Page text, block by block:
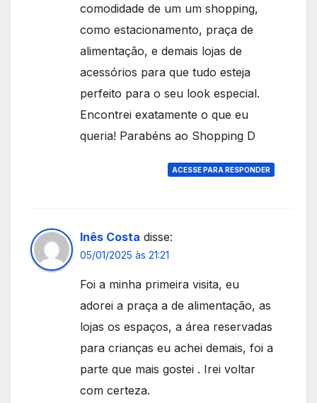
comodidade de um um shopping,
como estacionamento, praça de
alimentação, e demais lojas de
acessórios para que tudo esteja
perfeito para o seu look especial.
Encontrei exatamente o que eu
queria! Parabéns ao Shopping D
ACESSE PARA RESPONDER
Inês Costa disse:
05/01/2025 às 21:21
Foi a minha primeira visita, eu
adorei a praça a de alimentação, as
lojas os espaços, a área reservadas
para crianças eu achei demais, foi a
parte que mais gostei . Irei voltar
com certeza.